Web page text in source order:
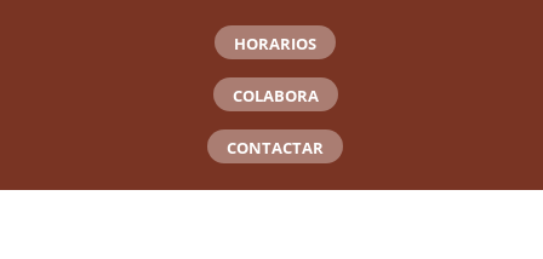
HORARIOS
COLABORA
CONTACTAR